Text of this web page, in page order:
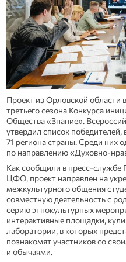
Проект из Орловской области
третьего сезона Конкурса
Общества «Знание».
утвердил список
71 региона страны. Среди них
по направлению «Духовно-
Как сообщили в пресс-службе
ЦФО, проект направлен на
межкультурного общения
совместную деятельность с
серию этнокультурных
интерактивные площадки,
лаборатории, в которых
познакомят участников со
и обычаями.